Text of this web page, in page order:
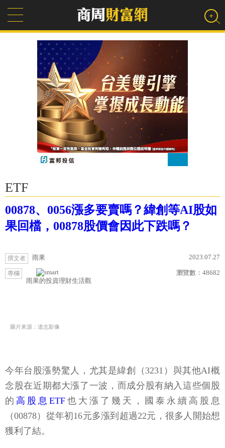
ETF
00878、0056漲多要賣嗎？緯創等AI股如
果回檔，00878股價會因此下跌嗎？
撰文者 雨果 2023.07.27
專欄
雨果的投資理財生活觀
瀏覽數： 48682
圖片來源：達志影像
今年台股漲勢驚人，尤其是緯創（3231）與其他AI概
念股在近期都大漲了一波，而成分股有納入這些個股
的 高股息ETF 也大漲了幾天，國泰永續高股息
（00878）從年初16元多漲到超過22元，很多人開始想
獲利了結。